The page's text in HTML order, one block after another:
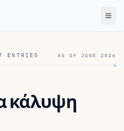
ENTRIES AS OF JUNE 2026
κάλυψη